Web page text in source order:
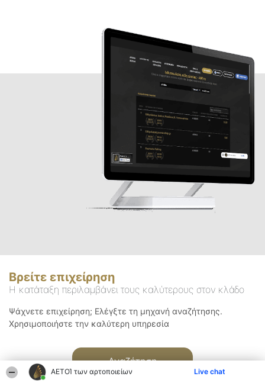
ΑΕΤΟΊ των αρτοποιείων Live chat
Βρείτε επιχείρηση
Η κατάταξη περιλαμβάνει τους καλύτερους στον κλάδο
Ψάχνετε επιχείρηση; Ελέγξτε τη μηχανή αναζήτησης.
Χρησιμοποιήστε την καλύτερη υπηρεσία
Αναζήτηση